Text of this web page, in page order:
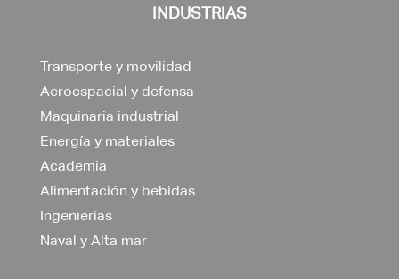
INDUSTRIAS
Transporte y movilidad
Aeroespacial y defensa
Maquinaria industrial
Energía y materiales
Academia
Alimentación y bebidas
Ingenierías
Naval y Alta mar